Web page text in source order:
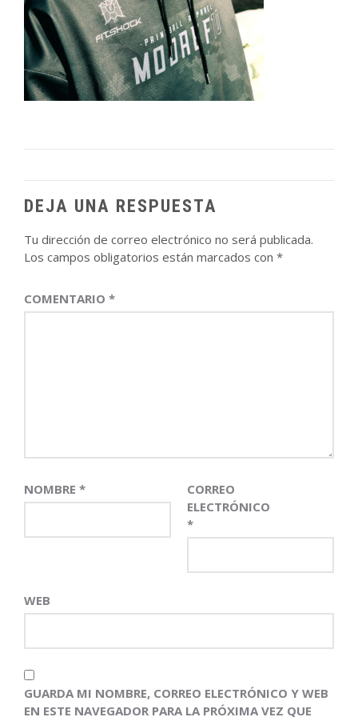
DEJA UNA RESPUESTA
Tu dirección de correo electrónico no será publicada.
Los campos obligatorios están marcados con *
COMENTARIO *
NOMBRE *
CORREO
ELECTRÓNICO
*
WEB
GUARDA MI NOMBRE, CORREO ELECTRÓNICO Y WEB
EN ESTE NAVEGADOR PARA LA PRÓXIMA VEZ QUE